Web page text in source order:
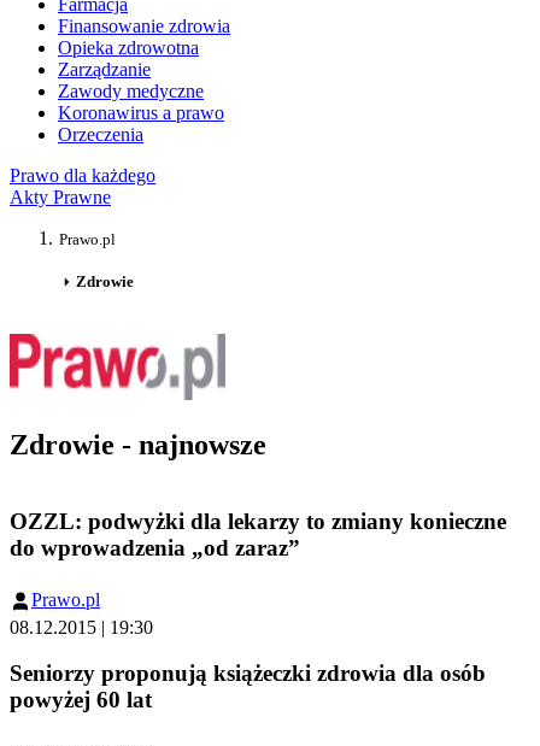
Farmacja
Finansowanie zdrowia
Opieka zdrowotna
Zarządzanie
Zawody medyczne
Koronawirus a prawo
Orzeczenia
Prawo dla każdego
Akty Prawne
Prawo.pl
Zdrowie
Zdrowie - najnowsze
OZZL: podwyżki dla lekarzy to zmiany konieczne
do wprowadzenia „od zaraz”
Prawo.pl
08.12.2015 | 19:30
Seniorzy proponują książeczki zdrowia dla osób
powyżej 60 lat